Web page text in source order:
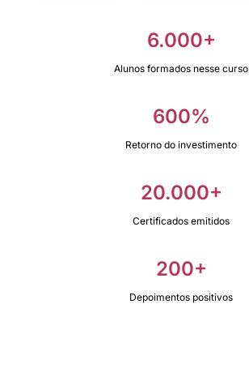
6.000+
Alunos formados nesse curso
600%
Retorno do investimento
20.000+
Certificados emitidos
200+
Depoimentos positivos